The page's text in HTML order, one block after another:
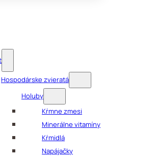
Hospodárske zvieratá
Holuby
Kŕmne zmesi
Minerálne vitamíny
Kŕmidlá
Napájačky